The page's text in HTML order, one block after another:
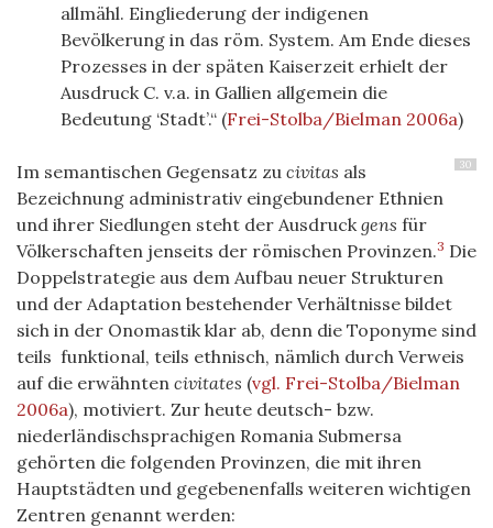
allmähl. Eingliederung der indigenen
Bevölkerung in das röm. System. Am Ende dieses
Prozesses in der späten Kaiserzeit erhielt der
Ausdruck C. v.a. in Gallien allgemein die
Bedeutung ‘Stadt’.“ (Frei-Stolba/Bielman 2006a)
30
Im semantischen Gegensatz zu civitas als
Bezeichnung administrativ eingebundener Ethnien
und ihrer Siedlungen steht der Ausdruckgens für
Völkerschaften jenseits der römischen Provinzen.3 Die
Doppelstrategie aus dem Aufbau neuer Strukturen
und der Adaptation bestehender Verhältnisse bildet
sich in der Onomastik klar ab, denn die Toponyme sind
teils funktional, teils ethnisch, nämlich durch Verweis
auf die erwähnten civitates (vgl. Frei-Stolba/Bielman
2006a), motiviert. Zur heute deutsch- bzw.
niederländischsprachigen Romania Submersa
gehörten die folgenden Provinzen, die mit ihren
Hauptstädten und gegebenenfalls weiteren wichtigen
Zentren genannt werden: